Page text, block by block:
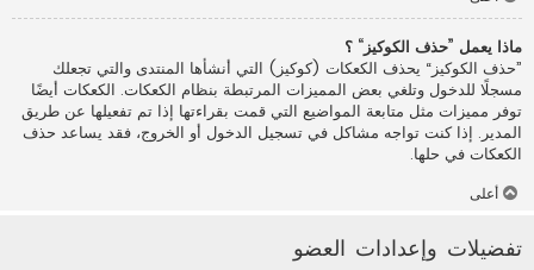
ماذا يعمل ”حذف الكوكيز“ ؟
”حذف الكوكيز“ يحذف الكعكات (كوكيز) التي أنشأها المنتدى والتي تجعلك
مسجلًا للدخول وتلغي بعض المميزات المرتبطة بنظام الكعكات. الكعكات أيضًا
توفر مميزات مثل متابعة المواضيع التي قمت بقراءتها إذا تم تفعيلها عن طريق
المدير. إذا كنت تواجه مشاكل في تسجيل الدخول أو الخروج، فقد يساعد حذف
الكعكات في حلها.
أعلى
تفضيلات وإعدادات العضو